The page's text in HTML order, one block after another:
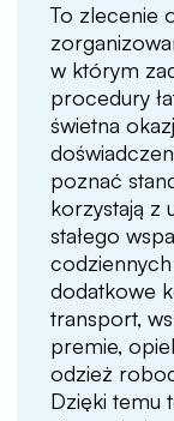
To zlecenie
w którym
procedury
świetna
poznać
korzystają z
stałego
dodatkowe
transport,
premie,
odzież
Dzięki temu